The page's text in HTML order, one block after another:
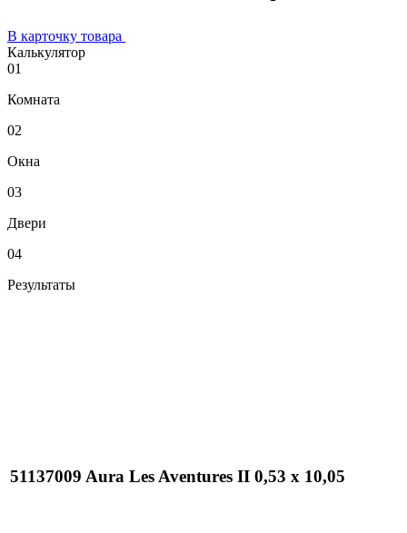
В карточку товара
Калькулятор
01
Комната
02
Окна
03
Двери
04
Результаты
51137009 Aura Les Aventures II 0,53 х 10,05